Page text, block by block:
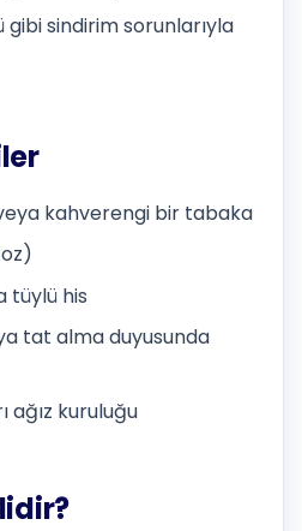
gibi sindirim sorunlarıyla
kahverengi bir tabaka
tüylü his
tat alma duyusunda
ağız kuruluğu